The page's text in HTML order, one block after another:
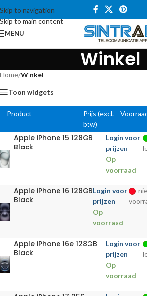
Skip to navigation
Skip to main content
MENU
Winkel
Home/Winkel
Toon widgets
Product
Prijs (excl.
btw)
Apple iPhone 15 128GB
Black
Login voor
prijzen
Op
voorraad
Apple iPhone 16 128GB
Black
Login voor
prijzen
Op
voorraad
Apple iPhone 16e 128GB
Black
Login voor
prijzen
Op
voorraad